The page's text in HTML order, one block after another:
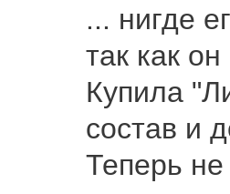
... нигде
так как
Купила
состав и
Теперь